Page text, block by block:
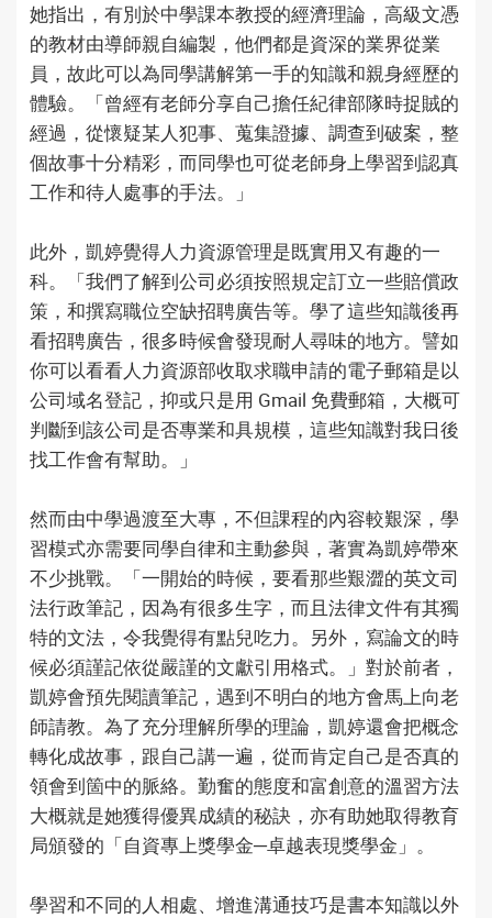
她指出，有別於中學課本教授的經濟理論，高級文憑
的教材由導師親自編製，他們都是資深的業界從業
員，故此可以為同學講解第一手的知識和親身經歷的
體驗。「曾經有老師分享自己擔任紀律部隊時捉賊的
經過，從懷疑某人犯事、蒐集證據、調查到破案，整
個故事十分精彩，而同學也可從老師身上學習到認真
工作和待人處事的手法。」
此外，凱婷覺得人力資源管理是既實用又有趣的一
科。「我們了解到公司必須按照規定訂立一些賠償政
策，和撰寫職位空缺招聘廣告等。學了這些知識後再
看招聘廣告，很多時候會發現耐人尋味的地方。譬如
你可以看看人力資源部收取求職申請的電子郵箱是以
公司域名登記，抑或只是用 Gmail 免費郵箱，大概可
判斷到該公司是否專業和具規模，這些知識對我日後
找工作會有幫助。」
然而由中學過渡至大專，不但課程的內容較艱深，學
習模式亦需要同學自律和主動參與，著實為凱婷帶來
不少挑戰。「一開始的時候，要看那些艱澀的英文司
法行政筆記，因為有很多生字，而且法律文件有其獨
特的文法，令我覺得有點兒吃力。另外，寫論文的時
候必須謹記依從嚴謹的文獻引用格式。」對於前者，
凱婷會預先閱讀筆記，遇到不明白的地方會馬上向老
師請教。為了充分理解所學的理論，凱婷還會把概念
轉化成故事，跟自己講一遍，從而肯定自己是否真的
領會到箇中的脈絡。勤奮的態度和富創意的溫習方法
大概就是她獲得優異成績的秘訣，亦有助她取得教育
局頒發的「自資專上獎學金─卓越表現獎學金」。
學習和不同的人相處、增進溝通技巧是書本知識以外